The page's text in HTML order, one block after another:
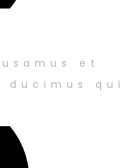
et
qui